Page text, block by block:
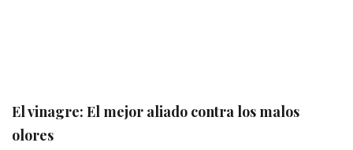
El vinagre: El mejor aliado contra los malos
olores